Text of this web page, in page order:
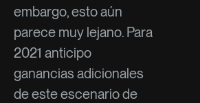
embargo, esto aún
parece muy lejano. Para
2021 anticipo
ganancias adicionales
de este escenario de